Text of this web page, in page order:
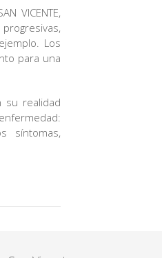
VICENTE,
Los
para una
su realidad
síntomas,